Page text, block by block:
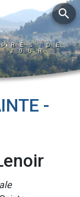
de
jour
search
-